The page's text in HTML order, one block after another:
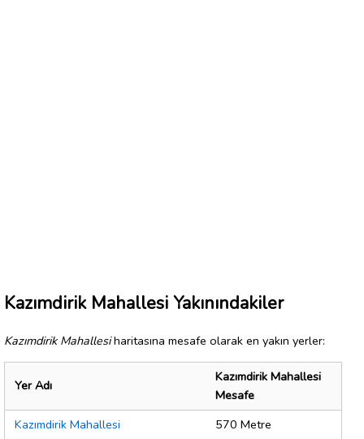
Kazımdirik Mahallesi Yakınındakiler
Kazımdirik Mahallesiharitasına mesafe olarak en yakın yerler:
Yer Adı
Kazımdirik Mahallesi
Mesafe
Kazımdirik Mahallesi
570 Metre